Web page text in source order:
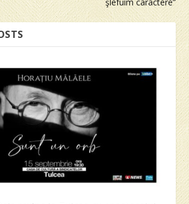
şlefuim caractere”